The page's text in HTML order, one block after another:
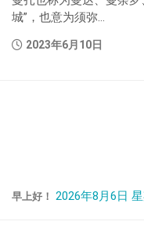
城”，也意为须弥...
2023年6月10日
早上好！ 2026年8月6日